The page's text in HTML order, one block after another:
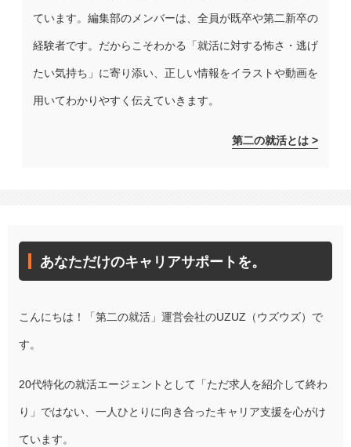
ています。編集部のメンバーは、全員が既卒や第二新卒の
経験者です。だからこそわかる「就活に対する怖さ・逃げ
たい気持ち」に寄り添い、正しい情報をイラストや動画を
用いてわかりやすく伝えていきます。
第二の就活とは >
あなただけのキャリアサポートを。
こんにちは！「第二の就活」運営会社のUZUZ（ウズウズ）で
す。
20代特化の就活エージェントとして「ただ求人を紹介して終わ
り」ではない、一人ひとりに向き合ったキャリア支援を心がけ
ています。